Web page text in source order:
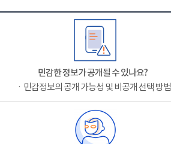
민감한 정보가 공개될 수 있나요?
ㆍ민감정보의 공개 가능성 및 비공개 선택 방법